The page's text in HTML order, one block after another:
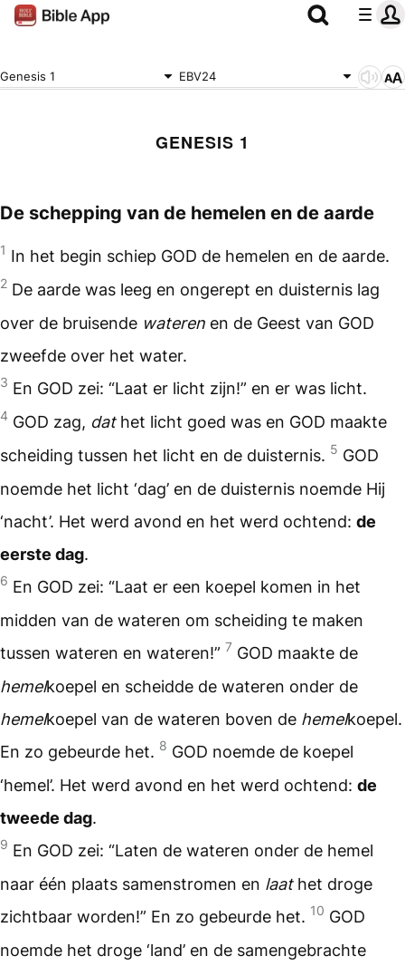
Genesis 1 EBV24
GENESIS 1
De schepping van de hemelen en de aarde
1 In het begin schiep GOD de hemelen en de aarde.
2 De aarde was leeg en ongerept en duisternis lag
over de bruisende wateren en de Geest van GOD
zweefde over het water.
3 En GOD zei: “Laat er licht zijn!” en er was licht.
4 GOD zag, dathet licht goed was en GOD maakte
scheiding tussen het licht en de duisternis. 5 GOD
noemde het licht ‘dag’ en de duisternis noemde Hij
‘nacht’. Het werd avond en het werd ochtend: de
eerste dag.
6 En GOD zei: “Laat er een koepel komen in het
midden van de wateren om scheiding te maken
tussen wateren en wateren!” 7 GOD maakte de
hemelkoepel en scheidde de wateren onder de
hemelkoepel van de wateren boven de hemelkoepel.
En zo gebeurde het. 8 GOD noemde de koepel
‘hemel’. Het werd avond en het werd ochtend: de
tweede dag.
9 En GOD zei: “Laten de wateren onder de hemel
naar één plaats samenstromen en laathet droge
zichtbaar worden!” En zo gebeurde het. 10 GOD
noemde het droge ‘land’ en de samengebrachte